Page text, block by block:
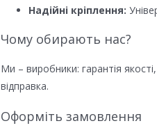
Надійні кріплення:
Чому обирають нас?
Ми – виробники: гарантія
відправка.
Оформіть замовлення